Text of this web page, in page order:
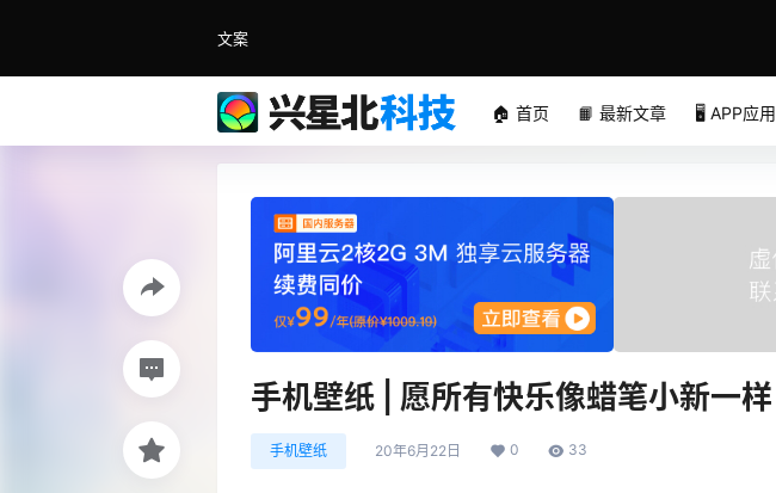
文案
🏠 首页 📙 最新文章 🖥️ APP应用
手机壁纸 | 愿所有快乐像蜡笔小新一样
手机壁纸 20年6月22日 0 33